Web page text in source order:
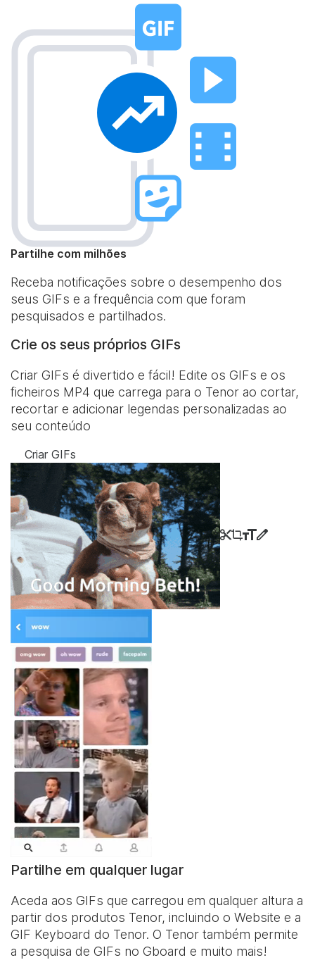
Partilhe com milhões
Receba notificações sobre o desempenho dos
seus GIFs e a frequência com que foram
pesquisados e partilhados.
Crie os seus próprios GIFs
Criar GIFs é divertido e fácil! Edite os GIFs e os
ficheiros MP4 que carrega para o Tenor ao cortar,
recortar e adicionar legendas personalizadas ao
seu conteúdo
Criar GIFs
Partilhe em qualquer lugar
Aceda aos GIFs que carregou em qualquer altura a
partir dos produtos Tenor, incluindo o Website e a
GIF Keyboard do Tenor. O Tenor também permite
a pesquisa de GIFs no Gboard e muito mais!